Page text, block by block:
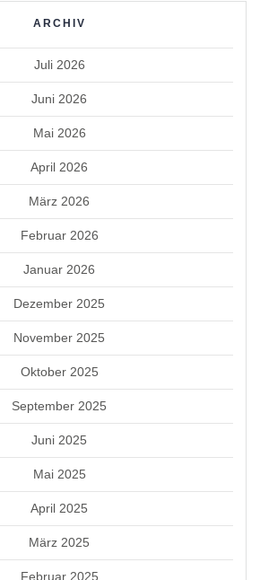
ARCHIV
Juli 2026
Juni 2026
Mai 2026
April 2026
März 2026
Februar 2026
Januar 2026
Dezember 2025
November 2025
Oktober 2025
September 2025
Juni 2025
Mai 2025
April 2025
März 2025
Februar 2025